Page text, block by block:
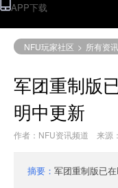
APP下载
NFU玩家社区 > 所有资讯
军团重制版
明中更新
作者：NFU资讯频道 来源
摘要： 军团重制版已